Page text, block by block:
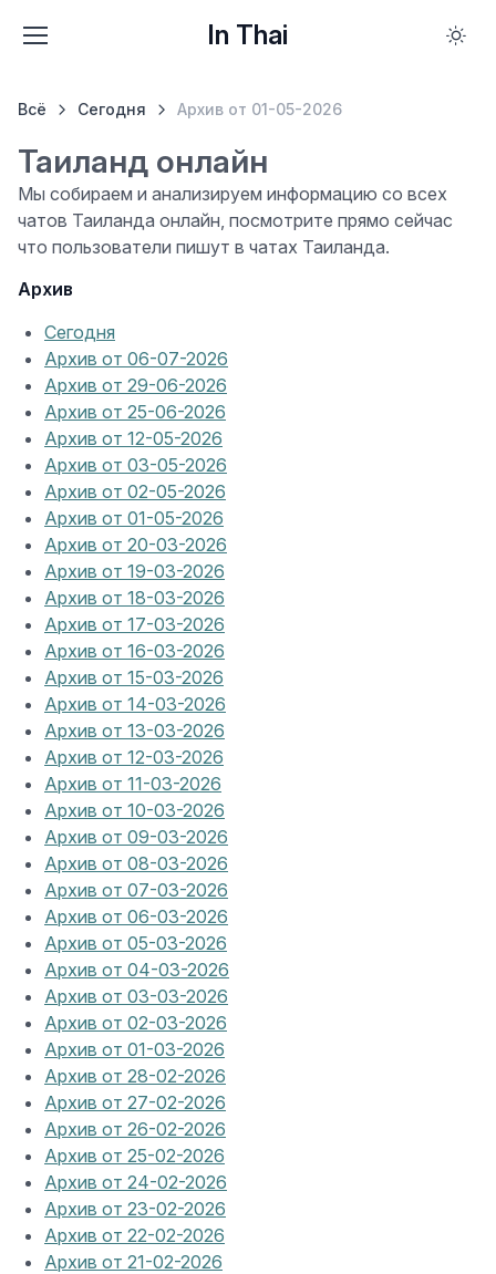
In Thai
Всё Сегодня Архив от 01-05-2026
Таиланд онлайн
Мы собираем и анализируем информацию со всех
чатов Таиланда онлайн, посмотрите прямо сейчас
что пользователи пишут в чатах Таиланда.
Архив
Сегодня
Архив от 06-07-2026
Архив от 29-06-2026
Архив от 25-06-2026
Архив от 12-05-2026
Архив от 03-05-2026
Архив от 02-05-2026
Архив от 01-05-2026
Архив от 20-03-2026
Архив от 19-03-2026
Архив от 18-03-2026
Архив от 17-03-2026
Архив от 16-03-2026
Архив от 15-03-2026
Архив от 14-03-2026
Архив от 13-03-2026
Архив от 12-03-2026
Архив от 11-03-2026
Архив от 10-03-2026
Архив от 09-03-2026
Архив от 08-03-2026
Архив от 07-03-2026
Архив от 06-03-2026
Архив от 05-03-2026
Архив от 04-03-2026
Архив от 03-03-2026
Архив от 02-03-2026
Архив от 01-03-2026
Архив от 28-02-2026
Архив от 27-02-2026
Архив от 26-02-2026
Архив от 25-02-2026
Архив от 24-02-2026
Архив от 23-02-2026
Архив от 22-02-2026
Архив от 21-02-2026